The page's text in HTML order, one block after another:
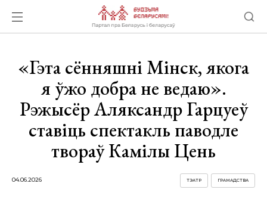
«Гэта сённяшні Мінск, якога
я ўжо добра не ведаю».
Рэжысёр Аляксандр Гарцуеў
ставіць спектакль паводле
твораў Камілы Цень
04.06.2026 ГРАМАДСТВА
ТЭАТР